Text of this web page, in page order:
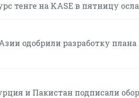
тенге на KASE в пятницу
одобрили разработку
и Пакистан подписали